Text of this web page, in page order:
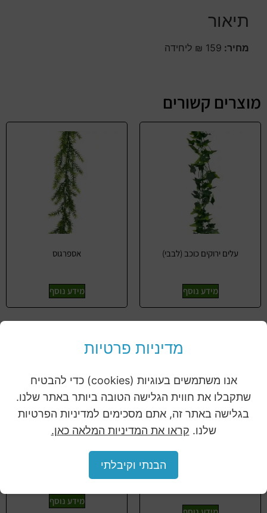
מדיניות פרטיות
אנו משתמשים בעוגיות (cookies) כדי להבטיח
שתקבלו את חווית הגלישה הטובה ביותר באתר שלנו.
בגלישה באתר זה, אתם מסכימים למדיניות הפרטיות
שלנו. קראו את המדיניות המלאה כאן.
הבנתי וקיבלתי
תיאור
מחיר: 159 ₪ ליחידה
מוצרים קשורים
עלים ירוקים כוכב (לבבי)
מידע נוסף
אספרגוס
מידע נוסף
בוקסוס לבן HOLLY014 50/50
מידע נוסף